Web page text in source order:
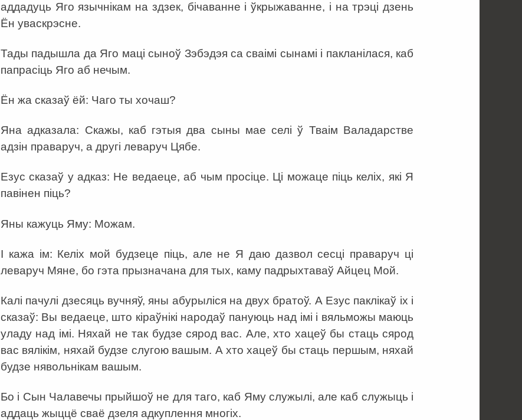
аддадуць Яго язычнікам на здзек, бічаванне і ўкрыжаванне, і на трэці дзень
Ён уваскрэсне.
Тады падышла да Яго маці сыноў Зэбэдэя са сваімі сынамі і пакланілася, каб
папрасіць Яго аб нечым.
Ён жа сказаў ёй: Чаго ты хочаш?
Яна адказала: Скажы, каб гэтыя два сыны мае селі ў Тваім Валадарстве
адзін праваруч, а другі леваруч Цябе.
Езус сказаў у адказ: Не ведаеце, аб чым просіце. Ці можаце піць келіх, які Я
павінен піць?
Яны кажуць Яму: Можам.
І кажа ім: Келіх мой будзеце піць, але не Я даю дазвол сесці праваруч ці
леваруч Мяне, бо гэта прызначана для тых, каму падрыхтаваў Айцец Мой.
Калі пачулі дзесяць вучняў, яны абурыліся на двух братоў. А Езус паклікаў іх і
сказаў: Вы ведаеце, што кіраўнікі народаў пануюць над імі і вяльможы маюць
уладу над імі. Няхай не так будзе сярод вас. Але, хто хацеў бы стаць сярод
вас вялікім, няхай будзе слугою вашым. А хто хацеў бы стаць першым, няхай
будзе нявольнікам вашым.
Бо і Сын Чалавечы прыйшоў не для таго, каб Яму служылі, але каб служыць і
аддаць жыццё сваё дзеля адкуплення многіх.